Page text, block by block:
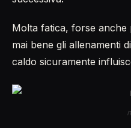
Molta fatica, forse
mai bene gli allenamenti
caldo sicuramente